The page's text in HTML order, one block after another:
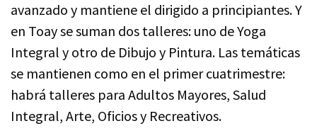
avanzado y mantiene el dirigido a principiantes. Y
en Toay se suman dos talleres: uno de Yoga
Integral y otro de Dibujo y Pintura. Las temáticas
se mantienen como en el primer cuatrimestre:
habrá talleres para Adultos Mayores, Salud
Integral, Arte, Oficios y Recreativos.